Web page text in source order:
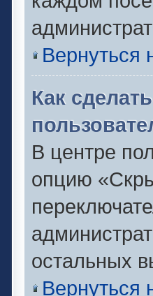
Вернуться
Как
В центре
опцию
остальных
Вернуться